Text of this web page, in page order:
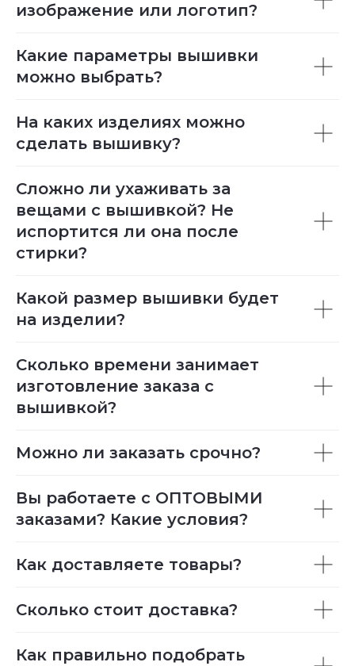
изображение или логотип?
Какие параметры вышивки
можно выбрать?
На каких изделиях можно
сделать вышивку?
Сложно ли ухаживать за
вещами с вышивкой? Не
испортится ли она после
стирки?
Какой размер вышивки будет
на изделии?
Сколько времени занимает
изготовление заказа с
вышивкой?
Можно ли заказать срочно?
Вы работаете с ОПТОВЫМИ
заказами? Какие условия?
Как доставляете товары?
Сколько стоит доставка?
Как правильно подобрать